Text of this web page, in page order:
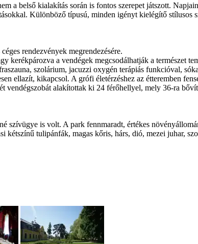
a belső kialakítás során is fontos szerepet játszott.
Különböző típusú, minden igényt kielégítő
rendezvények megrendezésére.
kerékpározva a vendégek megcsodálhatják a természet
szolárium, jacuzzi oxygén terápiás funkcióval,
ellazít, kikapcsol. A grófi életérzéshez az étteremben
vendégszobát alakítottak ki 24 férőhellyel, mely 36-ra
szívügye is volt. A park fennmaradt, értékes
tulipánfák, magas kőris, hárs, dió, mezei juhar,